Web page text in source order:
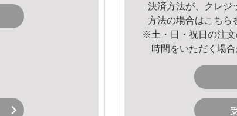
決済方法が、クレジ
方法の場合はこちら
※土・日・祝日の注
時間をいただく場合